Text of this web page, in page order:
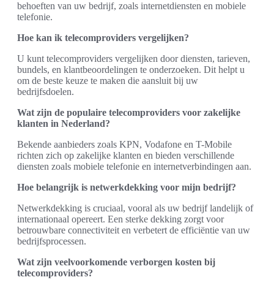
behoeften van uw bedrijf, zoals internetdiensten en mobiele
telefonie.
Hoe kan ik telecomproviders vergelijken?
U kunt telecomproviders vergelijken door diensten, tarieven,
bundels, en klantbeoordelingen te onderzoeken. Dit helpt u
om de beste keuze te maken die aansluit bij uw
bedrijfsdoelen.
Wat zijn de populaire telecomproviders voor zakelijke
klanten in Nederland?
Bekende aanbieders zoals KPN, Vodafone en T-Mobile
richten zich op zakelijke klanten en bieden verschillende
diensten zoals mobiele telefonie en internetverbindingen aan.
Hoe belangrijk is netwerkdekking voor mijn bedrijf?
Netwerkdekking is cruciaal, vooral als uw bedrijf landelijk of
internationaal opereert. Een sterke dekking zorgt voor
betrouwbare connectiviteit en verbetert de efficiëntie van uw
bedrijfsprocessen.
Wat zijn veelvoorkomende verborgen kosten bij
telecomproviders?